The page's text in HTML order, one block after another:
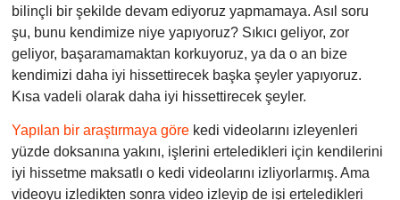
bilinçli bir şekilde devam ediyoruz yapmamaya. Asıl soru
şu, bunu kendimize niye yapıyoruz? Sıkıcı geliyor, zor
geliyor, başaramamaktan korkuyoruz, ya da o an bize
kendimizi daha iyi hissettirecek başka şeyler yapıyoruz.
Kısa vadeli olarak daha iyi hissettirecek şeyler.
Yapılan bir araştırmaya göre kedi videolarını izleyenleri
yüzde doksanına yakını, işlerini erteledikleri için kendilerini
iyi hissetme maksatlı o kedi videolarını izliyorlarmış. Ama
videoyu izledikten sonra video izleyip de işi erteledikleri